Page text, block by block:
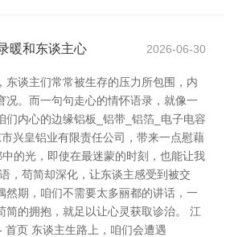
暖和东谈主心 2026-06-30
东谈主们常常被生存的压力所包围，内
况。而一句句走心的情怀语录，就像一
们内心的边缘铝板_铝带_铝箔_电子电容
兴皇铝业有限责任公司，带来一点慰藉
的光，即使在最迷蒙的时刻，也能让我
，苟简却深化，让东谈主感受到被交
然期，咱们不需要太多丽都的讲话，一
简的拥抱，就足以让心灵获取诊治。 江
首页 东谈主生路上，咱们会遭遇